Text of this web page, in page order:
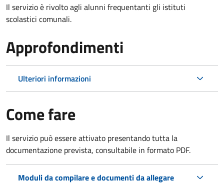
Il servizio è rivolto agli alunni frequentanti gli istituti
scolastici comunali.
Approfondimenti
Ulteriori informazioni
Come fare
Il servizio può essere attivato presentando tutta la
documentazione prevista, consultabile in formato PDF.
Moduli da compilare e documenti da allegare